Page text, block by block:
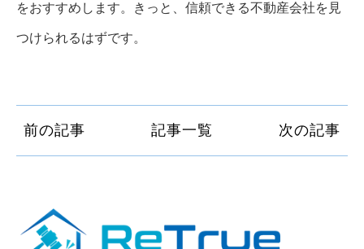
をおすすめします。きっと、信頼できる不動産会社を見
つけられるはずです。
前の記事 記事一覧 次の記事